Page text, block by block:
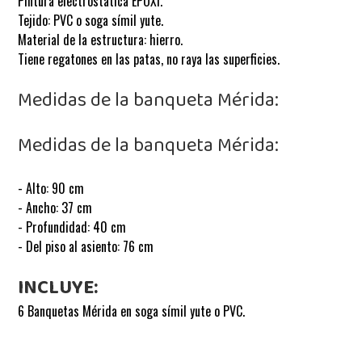
Tejido: PVC o soga símil yute.
Material de la estructura: hierro.
Tiene regatones en las patas, no raya las superficies.
Medidas de la banqueta Mérida:
Medidas de la banqueta Mérida:
- Alto: 90 cm
- Ancho: 37 cm
- Profundidad: 40 cm
- Del piso al asiento: 76 cm
INCLUYE:
6 Banquetas Mérida en soga símil yute o PVC.